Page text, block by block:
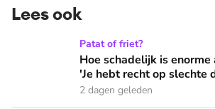
Lees ook
Hoe schadelijk is enorme aanbod
Patat of friet?
Hoe schadelijk is
'Je hebt recht op slechte
2 dagen geleden